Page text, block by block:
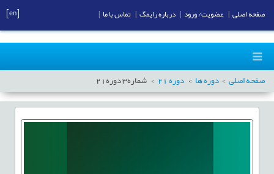
صفحه اصلی دوره ها دوره21 شماره3دوره21
صفحه اصلی عضویت/ ورود درباره رایمگ تماس با ما